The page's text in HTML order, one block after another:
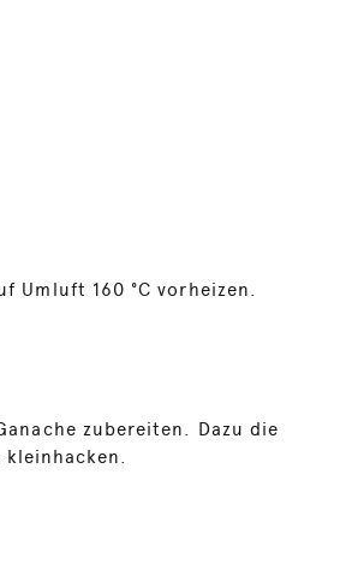
Umluft 160 °C vorheizen.
zubereiten. Dazu die
kleinhacken.